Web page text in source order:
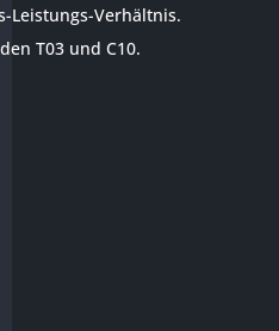
Leistungs-Verhältnis.
T03 und C10.